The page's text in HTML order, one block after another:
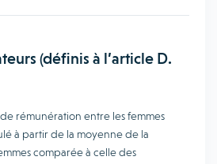
(définis à l’article D.
de rémunération entre les femmes
à partir de la moyenne de la
comparée à celle des